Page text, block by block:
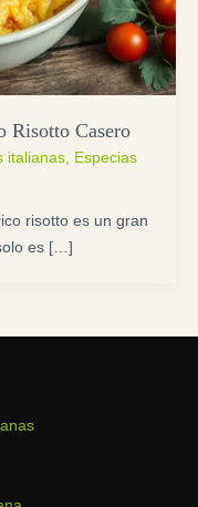
Risotto Casero
italianas, Especias
risotto es un gran
es […]